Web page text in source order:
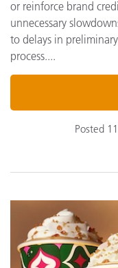
or reinforce brand
unnecessary
to delays in
process....
Posted